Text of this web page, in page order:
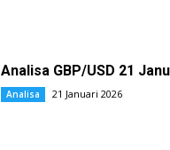
Analisa GBP/USD 21
Analisa 21 Januari 2026